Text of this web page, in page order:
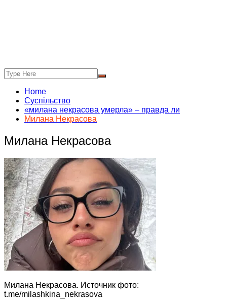
Home
Суспільство
«милана некрасова умерла» – правда ли
Милана Некрасова
Милана Некрасова
Милана Некрасова. Источник фото:
t.me/milashkina_nekrasova